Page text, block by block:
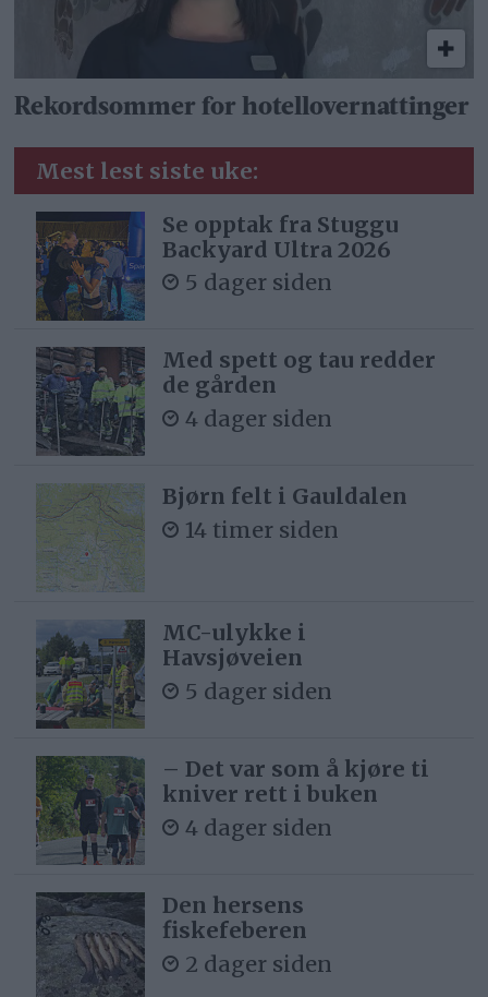
Rekordsommer for hotellovernattinger
Mest lest siste uke:
Se opptak fra Stuggu
Backyard Ultra 2026
5 dager siden
Med spett og tau redder
de gården
4 dager siden
Bjørn felt i Gauldalen
14 timer siden
MC-ulykke i
Havsjøveien
5 dager siden
– Det var som å kjøre ti
kniver rett i buken
4 dager siden
Den hersens
fiskefeberen
2 dager siden